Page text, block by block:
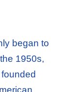
began to
1950s,